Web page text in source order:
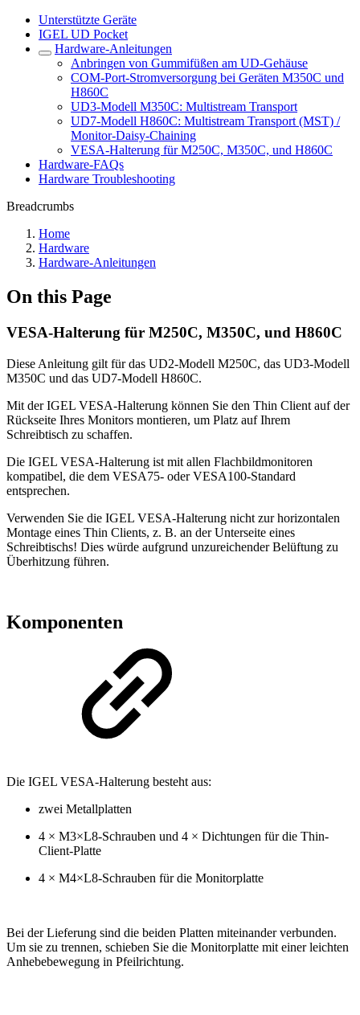
Unterstützte Geräte
IGEL UD Pocket
Hardware-Anleitungen
Anbringen von Gummifüßen am UD-Gehäuse
COM-Port-Stromversorgung bei Geräten M350C und
H860C
UD3-Modell M350C: Multistream Transport
UD7-Modell H860C: Multistream Transport (MST) /
Monitor-Daisy-Chaining
VESA-Halterung für M250C, M350C, und H860C
Hardware-FAQs
Hardware Troubleshooting
Breadcrumbs
Home
Hardware
Hardware-Anleitungen
On this Page
VESA-Halterung für M250C, M350C, und H860C
Diese Anleitung gilt für das UD2-Modell M250C, das UD3-Modell
M350C und das UD7-Modell H860C.
Mit der IGEL VESA-Halterung können Sie den Thin Client auf der
Rückseite Ihres Monitors montieren, um Platz auf Ihrem
Schreibtisch zu schaffen.
Die IGEL VESA-Halterung ist mit allen Flachbildmonitoren
kompatibel, die dem VESA75- oder VESA100-Standard
entsprechen.
Verwenden Sie die IGEL VESA-Halterung nicht zur horizontalen
Montage eines Thin Clients, z. B. an der Unterseite eines
Schreibtischs! Dies würde aufgrund unzureichender Belüftung zu
Überhitzung führen.
Komponenten
Die IGEL VESA-Halterung besteht aus:
zwei Metallplatten
4 × M3×L8-Schrauben und 4 × Dichtungen für die Thin-
Client-Platte
4 × M4×L8-Schrauben für die Monitorplatte
Bei der Lieferung sind die beiden Platten miteinander verbunden.
Um sie zu trennen, schieben Sie die Monitorplatte mit einer leichten
Anhebebewegung in Pfeilrichtung.